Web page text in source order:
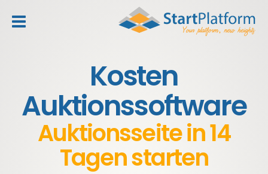
Kosten
Auktionssoftware
Auktionsseite in 14
Tagen starten
header_toggle_navigation